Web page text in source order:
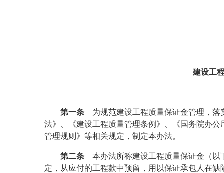
建设工
第一条为规范建设工程质量保证金管理，落
法》、《建设工程质量管理条例》、《国务院办
管理规则》等相关规定，制定本办法。
第二条本办法所称建设工程质量保证金（以
定，从应付的工程款中预留，用以保证承包人在